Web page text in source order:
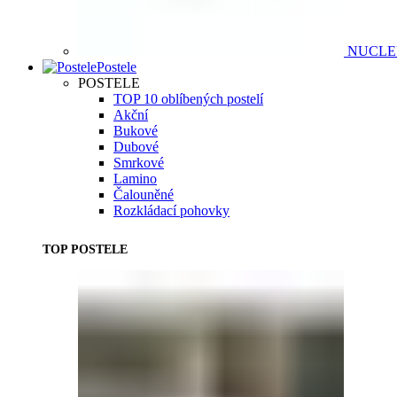
Postele
POSTELE
TOP 10 oblíbených postelí
Akční
Bukové
Dubové
Smrkové
Lamino
Čalouněné
Rozkládací pohovky
TOP POSTELE